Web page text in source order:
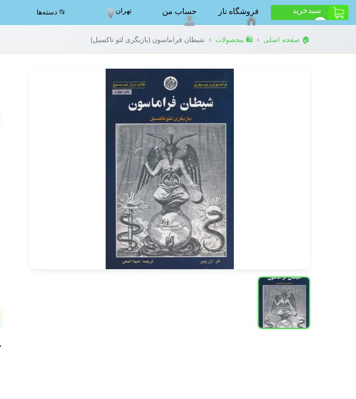
سبد‌خرید فروشگاه ناز حساب من تهران 📂 دسته‌ها
🏠 صفحه اصلی › 🛍️ محصولات › شیطان فراماسون (بازیگری لئو تاکسیل)